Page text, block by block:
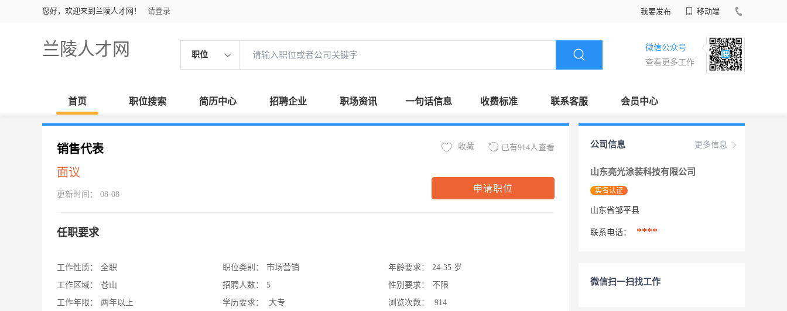
您好，欢迎来到兰陵人才网！ 请登录 我要发布 移动端
兰陵人才网 职位
微信公众号
查看更多工作
首页 职位搜索 简历中心 招聘企业 职场资讯 一句话信息 收费标准 联系客服 会员中心
销售代表
面议
更新时间： 08-08
已有914人查看
收藏
申请职位
任职要求
工作性质：
全职
工作区域：
苍山
工作年限：
两年以上
职位类别：
市场营销
招聘人数：
5
学历要求：
大专
年龄要求：
24-35 岁
性别要求：
不限
浏览次数：
914
更多信息
公司信息
山东亮光涂装科技有限公司
实名认证
山东省邹平县
联系电话： ****
微信扫一扫找工作